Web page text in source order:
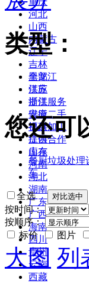
河北
山西
内蒙古
辽宁
吉林
黑龙江
江苏
浙江
安徽
福建
江西
山东
河南
湖北
湖南
广东
广西
海南
四川
贵州
云南
西藏
类型：
全部
供应
提供服务
供应二手
提供加工
提供合作
库存
您还可
餐厨垃圾处理
车
全选
按时间：
按顺序：
标价
图片
大图 列